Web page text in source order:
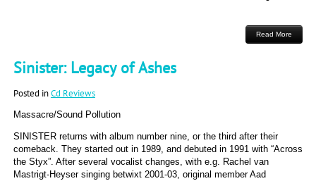
Read More
Sinister: Legacy of Ashes
Posted inCd Reviews
Massacre/Sound Pollution
SINISTER returns with album number nine, or the third after their
comeback. They started out in 1989, and debuted in 1991 with “Across
the Styx”. After several vocalist changes, with e.g. Rachel van
Mastrigt-Heyser singing betwixt 2001-03, original member Aad